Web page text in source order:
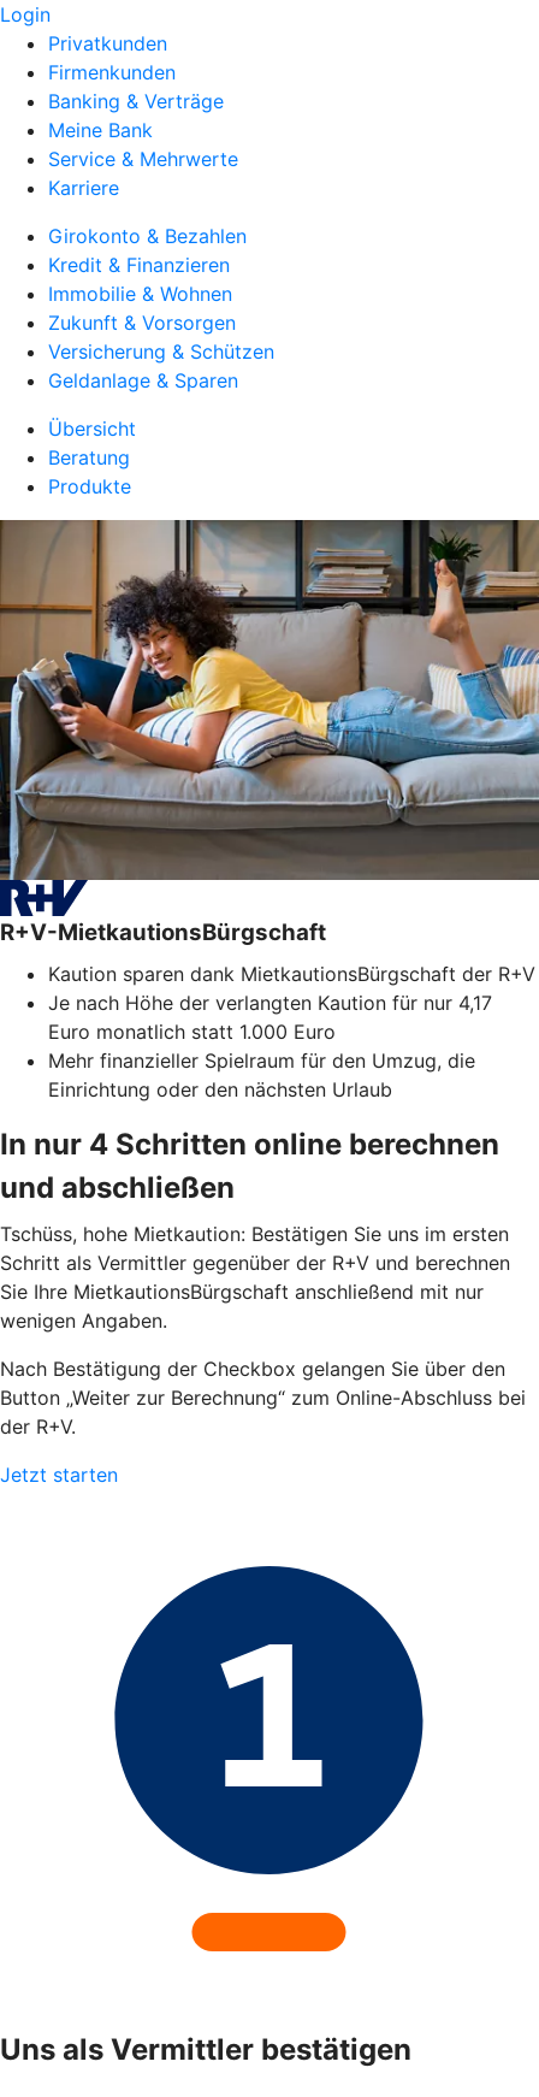
Login
Privatkunden
Firmenkunden
Banking & Verträge
Meine Bank
Service & Mehrwerte
Karriere
Girokonto & Bezahlen
Kredit & Finanzieren
Immobilie & Wohnen
Zukunft & Vorsorgen
Versicherung & Schützen
Geldanlage & Sparen
Übersicht
Beratung
Produkte
R+V-MietkautionsBürgschaft
Kaution sparen dank MietkautionsBürgschaft der R+V
Je nach Höhe der verlangten Kaution für nur 4,17
Euro monatlich statt 1.000 Euro
Mehr finanzieller Spielraum für den Umzug, die
Einrichtung oder den nächsten Urlaub
In nur 4 Schritten online berechnen
und abschließen
Tschüss, hohe Mietkaution: Bestätigen Sie uns im ersten
Schritt als Vermittler gegenüber der R+V und berechnen
Sie Ihre MietkautionsBürgschaft anschließend mit nur
wenigen Angaben.
Nach Bestätigung der Checkbox gelangen Sie über den
Button „Weiter zur Berechnung“ zum Online-Abschluss bei
der R+V.
Jetzt starten
Uns als Vermittler bestätigen